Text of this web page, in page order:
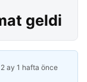
geldi
2 ay 1 hafta önce